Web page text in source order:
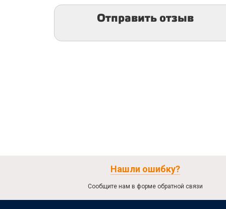
Отправить отзыв
Нашли ошибку?
Сообщите нам в форме обратной связи